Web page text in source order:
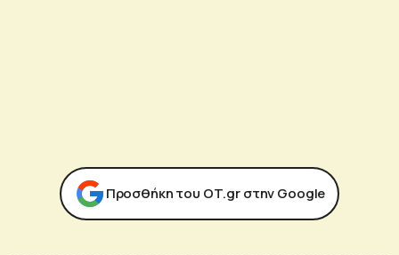
Προσθήκη του ΟΤ.gr στην Google